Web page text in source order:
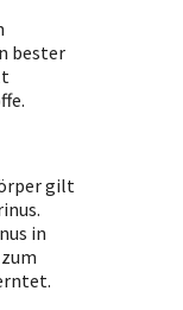
bester
gilt
in